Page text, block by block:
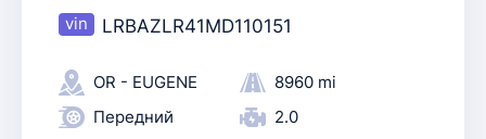
LRBAZLR41MD110151
OR - EUGENE
8960 mi
Передний
2.0